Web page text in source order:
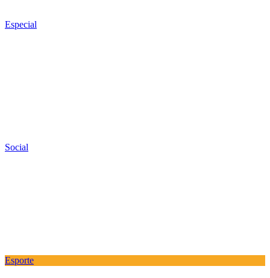
Especial
Social
Esporte